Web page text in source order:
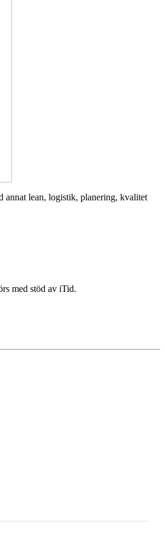
annat lean, logistik, planering, kvalitet
med stöd av iTid.